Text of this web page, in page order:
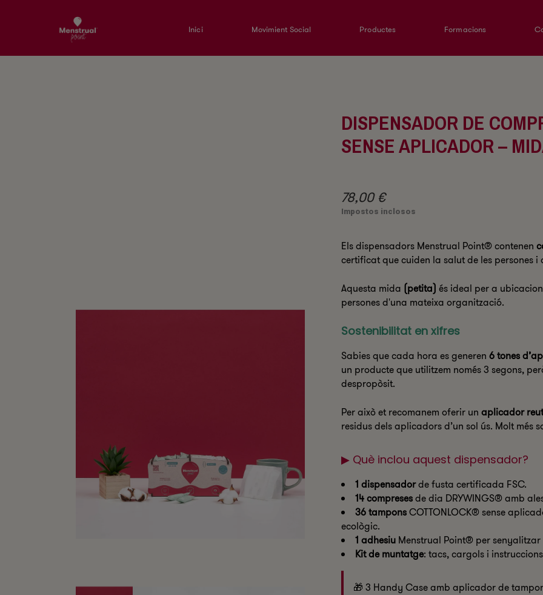
Inici Movimient Social Productes Formacions
DISPENSADOR DE
SENSE APLICADOR –
78,00 €
Impostos inclosos
Els dispensadors Menstrual Point® contenen
certificat que cuiden la salut de les persones i
Aquesta mida (petita) és ideal per a
persones d'una mateixa organització.
Sostenibilitat en xifres
Sabies que cada hora es generen 6 tones
un producte que utilitzem només 3 segons,
despropòsit.
Per això et recomanem oferir un aplicador
residus dels aplicadors d’un sol ús. Molt més
▶ Què inclou aquest dispensador?
1 dispensadorde fusta certificada FSC.
14 compresesde dia DRYWINGS® amb
36 tamponsCOTTONLOCK® sense
ecològic.
1 adhesiuMenstrual Point® per senyalitzar
Kit de muntatge: tacs, cargols i
🎁 3 Handy Case amb aplicador de